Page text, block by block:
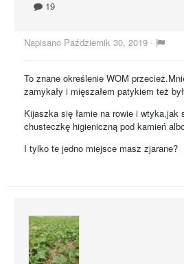
19
Napisano Październik 30, 2019 ·
To znane określenie WOM
zamykały i mięszałem patykiem też
Kijaszka się łamie na rowie i wtyka,jak
chusteczkę higieniczną pod kamień
I tylko te jedno miejsce masz zjarane?